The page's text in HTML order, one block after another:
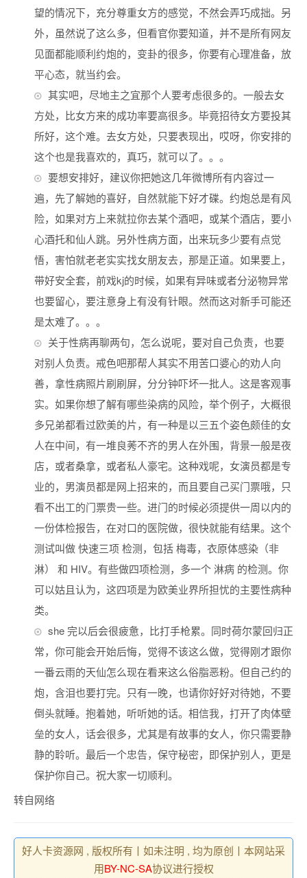
望的情况下，充分尊重女方的感觉，不然会弄巧成拙。另
外，虽然说了这么多，但看官你要知道，并不是所有网友
见面都能顺利约炮的，变卦的很多，你要有心理准备，放
平心态，就当约会。
其实吧，尽地主之宜那个人要考虑很多的。一般去女
方处，比女方来的成功率要高很多。毕竟招待女方要投其
所好，这个难。去女方处，只要表现出，哎呀，你安排的
这个也是我喜欢的，真巧，就可以了。。。
要想安排好，建议你把她这几年微博所有内容过一
遍，先了解她的喜好，自然就能下好才碟。约炮总是有风
险，如果对方上来就拉你去某个酒吧，或某个酒店，要小
心酒托和仙人跳。另外性病方面，出来玩多少要有点觉
悟，害怕就老老实实找女朋友去，那是正道。如果要上，
带好安全套，前戏kj的时候，如果有异味或者分泌物异常
也要留心，要注意身上有没有针眼。然而这对新手可能还
是太难了。。。
关于性病再聊两句，怎么说呢，要对自己负责，也要
对别人负责。戒色吧那帮人其实不用苦口婆心的劝人向
善，拿性病照片刷刷屏，分分钟吓坏一批人。这是客观事
实。如果你想了解有哪些染病的风险，举个例子，大概很
多兄弟都看过欧美的片，有一种是以三五个姿色颇佳的女
人在中间，有一堆良莠不齐的男人在外围，背景一般是夜
店，或者桑拿，或者私人豪宅。这种戏呢，女演员都是专
业的，男演员都是网上招来的，而且要自己买门票哦，只
看不出工的门票贵一些。进门的时候必须提供一周以内的
一份体检报告，在对口的医院做，很快就能有结果。这个
测试叫做 快速三项 检测，包括 梅毒，衣原体感染（非
淋） 和 HIV。有些做四项检测，多一个 淋病 的检测。你
可以姑且认为，这四项是为欧美业界所担忧的主要性病种
类。
she 完以后会很疲惫，比打手枪累。同时荷尔蒙回归正
常，你可能会开始后悔，觉得不该这么做，觉得刚才跟你
一番云雨的天仙怎么现在看来这么俗脂恶粉。但自己约的
炮，含泪也要打完。只有一晚，也请你好好对待她，不要
倒头就睡。抱着她，听听她的话。相信我，打开了肉体壁
垒的女人，话会很多，尤其是有故事的女人，你只需要静
静的聆听。最后一个忠告，保守秘密，即保护别人，更是
保护你自己。祝大家一切顺利。
转自网络
好人卡资源网 , 版权所有丨如未注明 , 均为原创丨本网站采
用BY-NC-SA协议进行授权